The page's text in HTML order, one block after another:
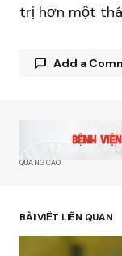
trị hơn một
Add a
Email của
Các trường
QUẢNG CÁO
BÀI VIẾT LIÊN QUAN